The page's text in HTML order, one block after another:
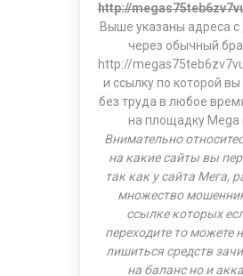
http://
Выше указаны адреса с
через обычный
http://
и ссылку по которой
без труда в любое
на площадку Mega
Внимательно
на какие сайты вы
так как у сайта Мега,
множество
ссылке которых
переходите то можете
лишиться средств
на баланс но и